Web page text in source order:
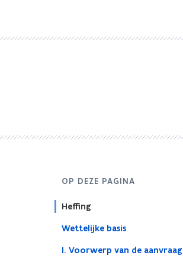
OP DEZE PAGINA
Heffing
Wettelijke basis
I. Voorwerp van de aanvraag